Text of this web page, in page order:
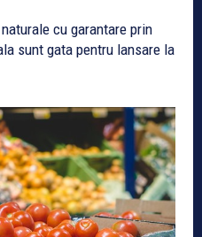
cu garantare prin
sunt gata pentru lansare la